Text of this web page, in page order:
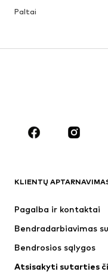
Paltai
Sijonai
Aksesuarai
Naujienos
Apatiniai
Paltai
KLIENTŲ
Pagalba ir kontaktai
Bendradarbiavimas
Bendrosios sąlygos
Atsisakyti sutarties